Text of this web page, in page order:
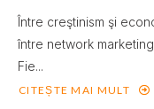
Între creştinism şi
între network
Fie...
CITEȘTE MAI MULT